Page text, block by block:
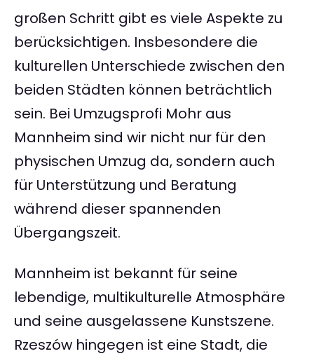
großen Schritt gibt es viele Aspekte zu
berücksichtigen. Insbesondere die
kulturellen Unterschiede zwischen den
beiden Städten können beträchtlich
sein. Bei Umzugsprofi Mohr aus
Mannheim sind wir nicht nur für den
physischen Umzug da, sondern auch
für Unterstützung und Beratung
während dieser spannenden
Übergangszeit.
Mannheim ist bekannt für seine
lebendige, multikulturelle Atmosphäre
und seine ausgelassene Kunstszene.
Rzeszów hingegen ist eine Stadt, die